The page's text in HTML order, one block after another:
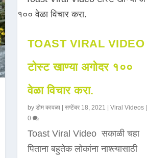
TOAST VIRAL VIDEO
टोस्ट खाण्या अगोदर १००
वेळा विचार करा.
by डोम कावळा| सप्टेंबर 18, 2021 | Viral Videos|
0
Toast Viral Video सकाळी चहा
पिताना बहुतेक लोकांना नाश्त्यासाठी